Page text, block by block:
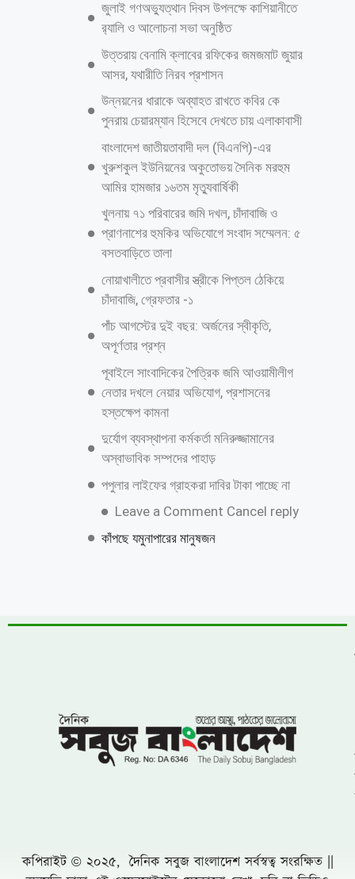
গাজীপুর জেলা, প্রতিনিধি: গাজীপুরের শ্রীপুরে হিল্লা বিয়ের ফতোয়া জানতে আসলে ২
ঘন্টার চুক্তিতে নিজেই বিয়ে করেন একটি মাদ্রাসার মুহতামিম ইসমত আলী
ভেতরে সিড়ির পাটাতনে ওই নারীর সঙ্গে সহবাস করেন মাওলানা আশেকী। বিয়ের
এক ঘন্টার মধ্যে-ই সহবাসের পর তালাক প্রদান করেন মাওলানা আশেকী। ঘটনাটি
এলাকায় চাঞ্চল্যের সৃষ্টি করলে ইমাম কফিল উদ্দিনকে বরখাস্ত করে মসজিদ
কমিটি। অভিযুক্ত ওই মুহতামিম ময়মনসিংহের ধোবাউরা উপজেলার কামালপুর
গ্রামের ইসমত আলী আশেকী এবং মসজিদের ভেতরে যৌন মিলনে সহায়তাকারী
ইমামের নাম কফিল উদ্দিন। সে টেপিরবাড়ি পশ্চিম পাড়া আরফান আলী শাহী জামে
মসজিদের ইমাম ও খতিব। অভিযুক্ত ইসমত আলী আশেকী গত প্রায় ৪ বছর যাবত
টেংরা মধ্যপাড়া জামিউল উলূম ক্বওমী মাদ্রাসা ও এতিমখানা’র মুহতামিমের দায়িত্ব
পালন করে আসছেন। পবিত্র
খুরুশকুল ইউনিয়নের অকুতোভয় সৈনিক মরহুম
আমির হামজার ১৬তম মৃত্যুবার্ষিকী
খুলনায় ৭১ পরিবারের জমি দখল, চাঁদাবাজি ও
পাঁচ আগস্টের দুই বছর: অর্জনের স্বীকৃতি,